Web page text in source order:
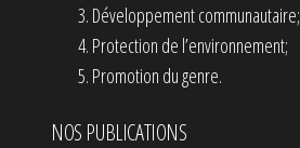
Développement communautaire;
Protection de l’environnement;
Promotion du genre.
NOS PUBLICATIONS